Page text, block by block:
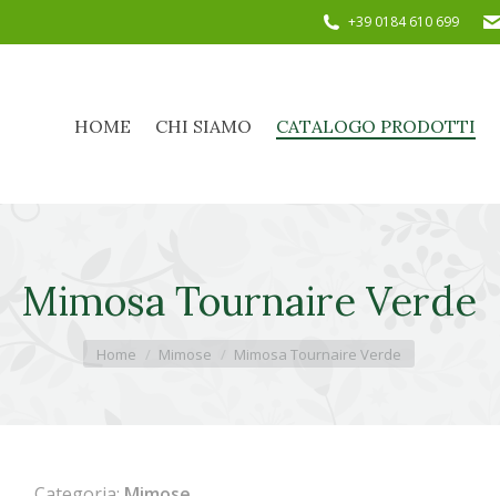
+39 0184 610 699
HOME CHI SIAMO CATALOGO PRODOTTI
Mimosa Tournaire Verde
Tu sei qui:
Home Mimose Mimosa Tournaire Verde
HOME CHI SIAMO CATALOGO PRODOTTI